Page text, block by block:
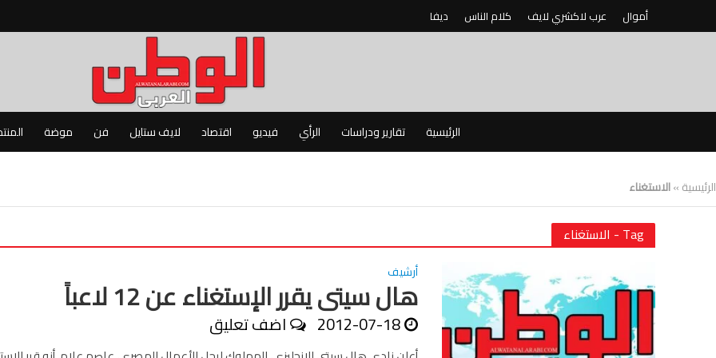
أموال عرب لاكشري لايف كلام الناس ديفا
الرئيسية تقارير ودراسات الرأي فيديو اقتصاد لايف ستايل فن موضة
الرئيسية»الاستغناء
Tag - الاستغناء
أرشيف
هال سيتى يقرر الإستغناء عن 12 لاعباً
2012-07-18 اضف تعليق